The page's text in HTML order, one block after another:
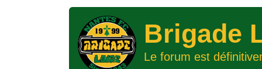
Brigade
Le forum est